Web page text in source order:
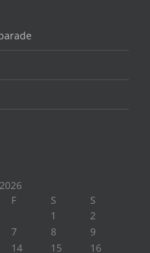
F S
S
1
2
7 8
9
14 15 16